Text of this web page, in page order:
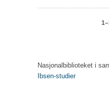
Nasjonalbiblioteket i
Ibsen-studier